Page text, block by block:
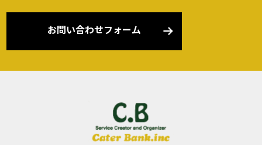
お問い合わせフォーム